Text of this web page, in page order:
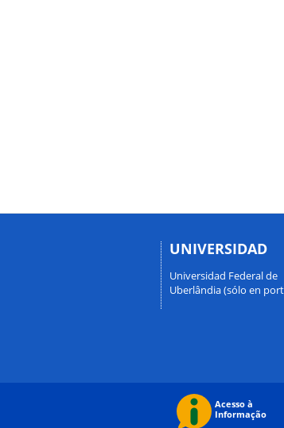
UNIVERSIDAD
Universidad Federal de
Uberlândia (sólo en